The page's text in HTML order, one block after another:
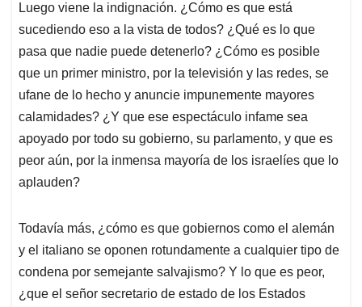
Luego viene la indignación. ¿Cómo es que está
sucediendo eso a la vista de todos? ¿Qué es lo que
pasa que nadie puede detenerlo? ¿Cómo es posible
que un primer ministro, por la televisión y las redes, se
ufane de lo hecho y anuncie impunemente mayores
calamidades? ¿Y que ese espectáculo infame sea
apoyado por todo su gobierno, su parlamento, y que es
peor aún, por la inmensa mayoría de los israelíes que lo
aplauden?
Todavía más, ¿cómo es que gobiernos como el alemán
y el italiano se oponen rotundamente a cualquier tipo de
condena por semejante salvajismo? Y lo que es peor,
¿que el señor secretario de estado de los Estados